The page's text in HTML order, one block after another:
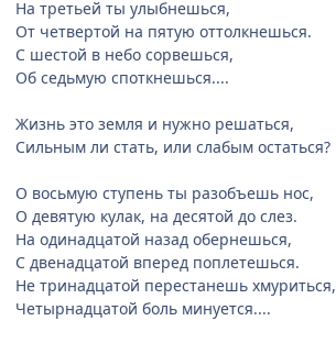
На третьей ты улыбнешься,
От четвертой на пятую оттолкнешься.
С шестой в небо сорвешься,
Об седьмую споткнешься....
Жизнь это земля и нужно решаться,
Сильным ли стать, или слабым остаться?
О восьмую ступень ты разобъешь нос,
О девятую кулак, на десятой до слез.
На одинадцатой назад обернешься,
С двенадцатой вперед поплетешься.
Не тринадцатой перестанешь хмуриться,
Четырнадцатой боль минуется....